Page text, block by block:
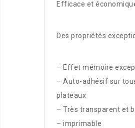
Efficace et
Des propriétés
– Effet mémoire
– Auto-adhésif sur
plateaux
– Très transparent et
– imprimable